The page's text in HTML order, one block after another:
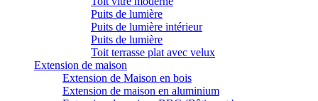
Puits de lumière
Puits de lumière intérieur
Puits de lumière
Toit terrasse plat avec velux
Extension de maison
Extension de Maison en bois
Extension de maison en aluminium